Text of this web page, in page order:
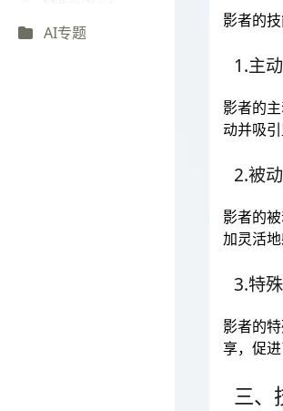
AI专题
影者的
1.主
影者的
动并吸
2.被
影者的
加灵活
3.特
影者的
享，促进
三、